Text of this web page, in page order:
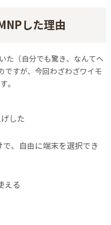
した理由
た（自分でも驚き、なんてヘ
ですが、今回わざわざワイモ
。
した
、自由に端末を選択でき
える